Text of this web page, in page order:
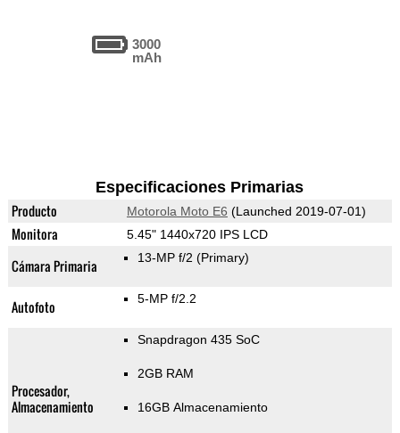
3000
mAh
Especificaciones Primarias
Producto Motorola Moto E6 (Launched 2019-07-01)
Monitora 5.45" 1440x720 IPS LCD
Cámara Primaria 13-MP f/2 (Primary)
Autofoto 5-MP f/2.2
Procesador,
Almacenamiento
Snapdragon 435 SoC
2GB RAM
16GB Almacenamiento